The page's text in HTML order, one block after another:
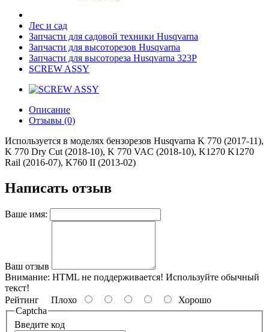
Лес и сад
Запчасти для садовой техники Husqvarna
Запчасти для высоторезов Husqvarna
Запчасти для высотореза Husqvarna 323P
SCREW ASSY
Описание
Отзывы (0)
Используется в моделях бензорезов Husqvarna K 770 (2017-11),
K 770 Dry Cut (2018-10), K 770 VAC (2018-10), K1270 K1270
Rail (2016-07), K760 II (2013-02)
Написать отзыв
Ваше имя:
Ваш отзыв
Внимание: HTML не поддерживается! Используйте обычный
текст!
Рейтинг Плохо
Хорошо
Captcha
Введите код